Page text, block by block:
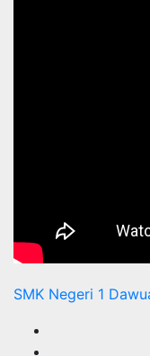
SMK Negeri 1